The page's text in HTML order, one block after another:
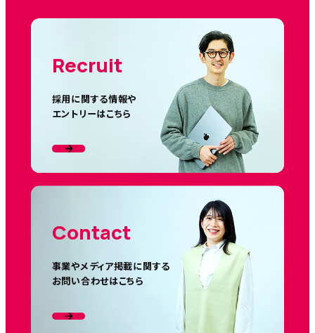
Recruit
採用に関する情報や
エントリーはこちら
Contact
事業やメディア掲載に関する
お問い合わせはこちら